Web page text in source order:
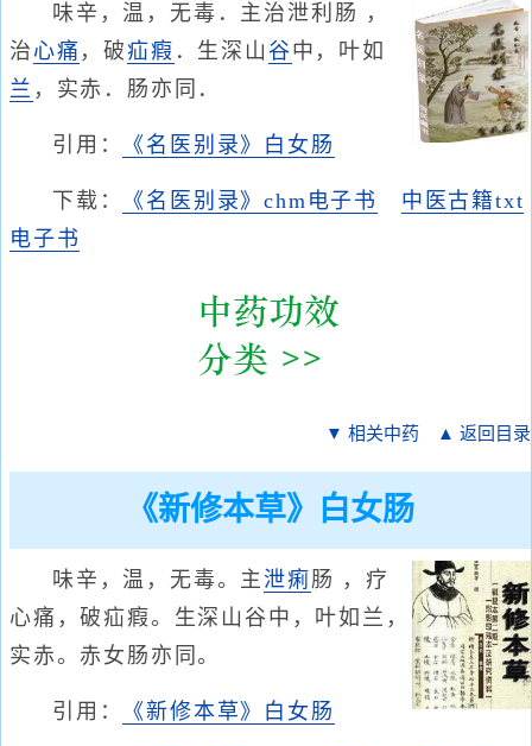
味辛，温，无毒．主治泄利肠 ，
治 心痛 ，破疝瘕 ．生深山 谷中，叶如
兰 ，实赤．肠亦同．
引用： 《名医别录》白女肠
下载： 《名医别录》chm电子书
中医古籍txt
电子书
▼ 相关中药 ▲ 返回目录
《新修本草》白女肠
味辛，温，无毒。主泄痢 肠 ，疗
心痛，破疝瘕。生深山谷中，叶如兰，
实赤。赤女肠亦同。
引用： 《新修本草》白女肠